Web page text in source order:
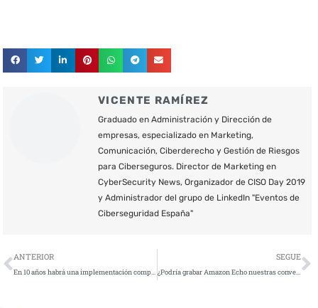
VICENTE RAMÍREZ
Graduado en Administración y Dirección de
empresas, especializado en Marketing,
Comunicación, Ciberderecho y Gestión de Riesgos
para Ciberseguros. Director de Marketing en
CyberSecurity News, Organizador de CISO Day 2019
y Administrador del grupo de LinkedIn "Eventos de
Ciberseguridad España"
Ant
ANTERIOR
En 10 años habrá una implementación completa del Blockchain en el sector inmobiliario
SEGUE
¿Podría grabar Amazon Echo nuestras conversaciones?